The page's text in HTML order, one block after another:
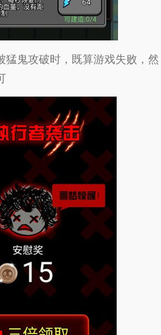
猛鬼攻破时，既算游戏失败，然